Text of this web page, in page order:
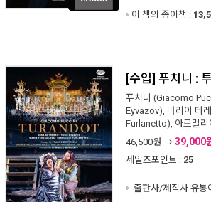
이 책의 종이책 :
[수입] 푸치니 :
푸치니 (Giacomo
Eyvazov), 마리아 테
Furlanetto), 아르밀
46,500원 → 39,000
세일즈포인트 : 25
출판사/제작사 유통